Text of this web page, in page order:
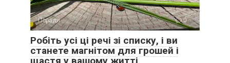
Поради 0
Робіть усі ці речі зі списку, і ви
станете магнітом для грошей і
щастя у вашому житті